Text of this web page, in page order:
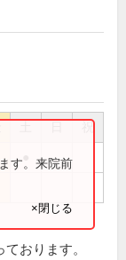
祝
す。来院前
×閉じる
おります。